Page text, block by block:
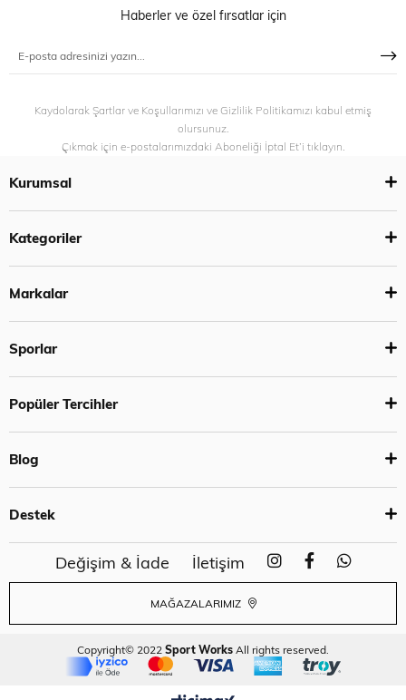
Haberler ve özel fırsatlar için
Kaydolarak Şartlar ve Koşullarımızı ve Gizlilik Politikamızı kabul etmiş
olursunuz.
Çıkmak için e-postalarımızdaki Aboneliği İptal Et’i tıklayın.
Kurumsal
Kategoriler
Markalar
Sporlar
Popüler Tercihler
Blog
Destek
Değişim & İade İletişim
MAĞAZALARIMIZ
Copyright© 2022 Sport Works All rights reserved.